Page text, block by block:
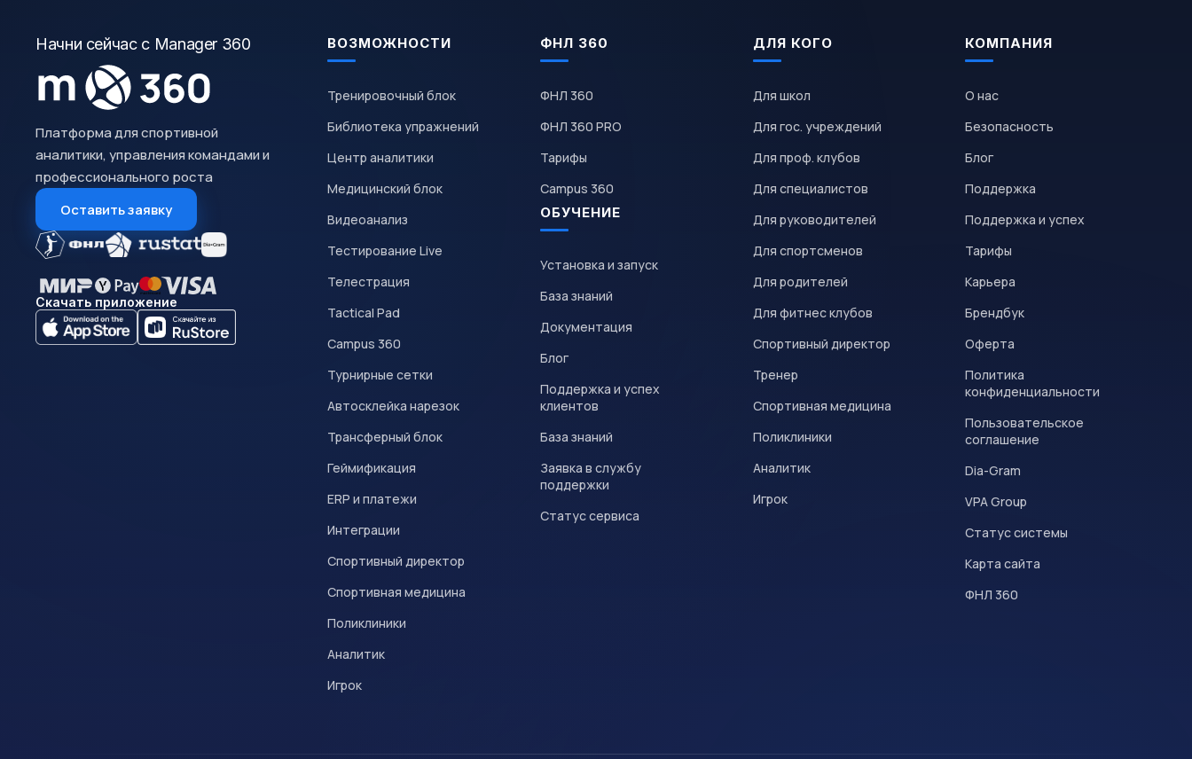
Начни сейчас с Manager 360
Платформа для спортивной
аналитики, управления командами и
профессионального роста
Оставить заявку
Скачать приложение
ВОЗМОЖНОСТИ
Тренировочный блок
Библиотека упражнений
Центр аналитики
Медицинский блок
Видеоанализ
Тестирование Live
Телестрация
Tactical Pad
Campus 360
Турнирные сетки
Автосклейка нарезок
Трансферный блок
Геймификация
ERP и платежи
Интеграции
Спортивный директор
Спортивная медицина
Поликлиники
Аналитик
Игрок
ФНЛ 360
ФНЛ 360
ФНЛ 360 PRO
Тарифы
Campus 360
ОБУЧЕНИЕ
Установка и запуск
База знаний
Документация
Блог
Поддержка и успех
клиентов
База знаний
Заявка в службу
поддержки
Статус сервиса
ДЛЯ КОГО
Для школ
Для гос. учреждений
Для проф. клубов
Для специалистов
Для руководителей
Для спортсменов
Для родителей
Для фитнес клубов
Спортивный директор
Тренер
Спортивная медицина
Поликлиники
Аналитик
Игрок
КОМПАНИЯ
О нас
Безопасность
Блог
Поддержка
Поддержка и успех
Тарифы
Карьера
Брендбук
Оферта
Политика
конфиденциальности
Пользовательское
соглашение
Dia-Gram
VPA Group
Статус системы
Карта сайта
ФНЛ 360